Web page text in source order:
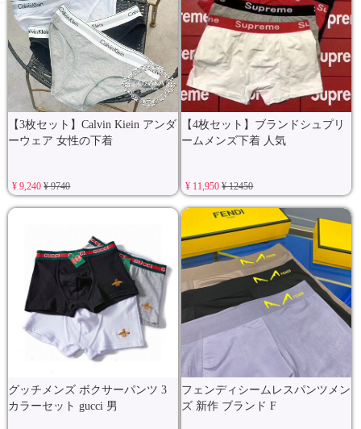
【3枚セット】Calvin Kiein アンダ
ーウェア 女性の下着
¥ 9,240¥ 9740
【4枚セット】ブランドシュプリ
ームメンズ下着 人気
¥ 11,950¥ 12450
グッチメンズ ボクサーパンツ 3
カラーセット gucci 男
フェンディシームレスパンツメン
ズ 新作 ブランド F